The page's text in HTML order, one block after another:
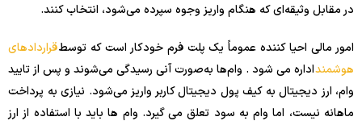
در مقابل وثیقه‌ای که هنگام واریز وجوه سپرده می‌شود، انتخاب کنند.
امور مالی احیا کننده عموماً یک پلت فرم خودکار است که توسطقراردادهای
هوشمنداداره می شود . وام‌ها به‌صورت آنی رسیدگی می‌شوند و پس از تایید
وام، ارز دیجیتال به کیف پول دیجیتال کاربر واریز می‌شود. نیازی به پرداخت
ماهانه نیست، اما وام به سود تعلق می گیرد. وام ها باید با استفاده از ارز